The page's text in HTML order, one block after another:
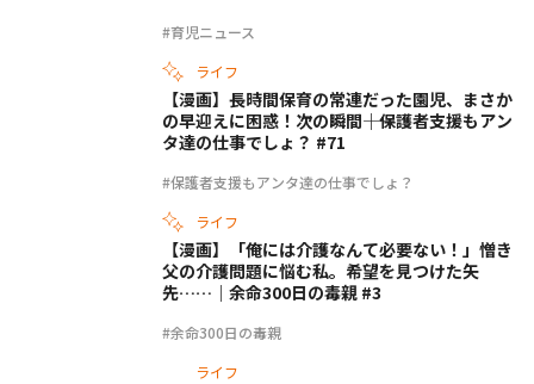
#育児ニュース
ライフ
#保護者支援もアンタ達の仕事でしょ？
【漫画】長時間保育の常連だった園児、まさか
の早迎えに困惑！次の瞬間――｜保護者支援もアン
タ達の仕事でしょ？ #71
ライフ
#余命300日の毒親
【漫画】「俺には介護なんて必要ない！」憎き
父の介護問題に悩む私。希望を見つけた矢
先……｜余命300日の毒親 #3
ライフ